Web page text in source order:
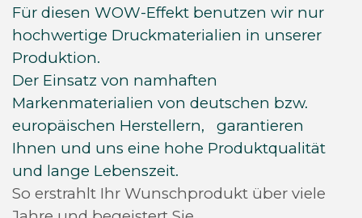
Für diesen WOW-Effekt benutzen wir nur
hochwertige Druckmaterialien in unserer
Produktion.
Der Einsatz von namhaften
Markenmaterialien von deutschen bzw.
europäischen Herstellern, garantieren
Ihnen und uns eine hohe Produktqualität
und lange Lebenszeit.
So erstrahlt Ihr Wunschprodukt über viele